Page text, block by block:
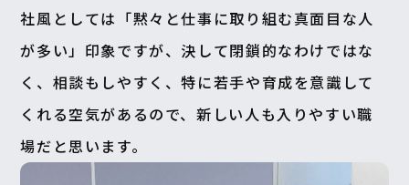
社風としては「黙々と仕事に取り組む真面目な人
が多い」印象ですが、決して閉鎖的なわけではな
く、相談もしやすく、特に若手や育成を意識して
くれる空気があるので、新しい人も入りやすい職
場だと思います。